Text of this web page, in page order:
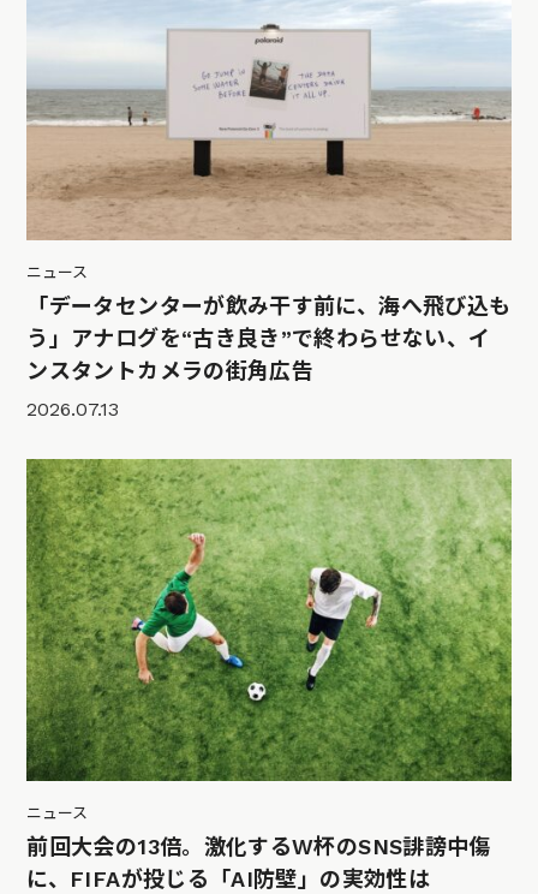
ニュース
「データセンターが飲み干す前に、海へ飛び込も
う」アナログを“古き良き”で終わらせない、イ
ンスタントカメラの街角広告
2026.07.13
ニュース
前回大会の13倍。激化するW杯のSNS誹謗中傷
に、FIFAが投じる「AI防壁」の実効性は